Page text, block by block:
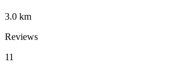
3.0 km
Reviews
11